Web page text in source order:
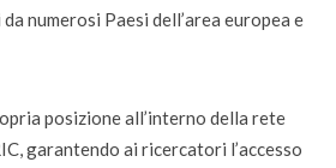
numerosi Paesi dell’area europea e
posizione all’interno della rete
garantendo ai ricercatori l’accesso